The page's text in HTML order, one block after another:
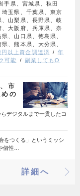
手県、宮城県、秋田
玉県、千葉県、東京
山梨県、長野県、岐
大阪府、兵庫県、奈
、山口県、徳島県、
、熊本県、大分県、
円以上資金調達済
年
可能
副業してもO
市
の
デジタルまで一貫したコ
をつくる」というミッシ
個性…
詳細へ